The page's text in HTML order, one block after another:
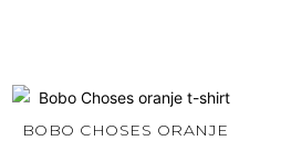
BOBO CHOSES ORANJE